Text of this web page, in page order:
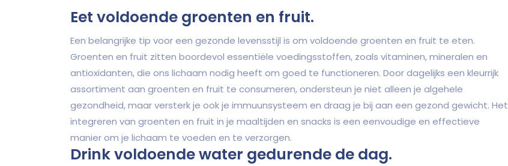
Eet voldoende groenten en fruit.
Een belangrijke tip voor een gezonde levensstijl is om voldoende groenten en fruit te eten.
Groenten en fruit zitten boordevol essentiële voedingsstoffen, zoals vitaminen, mineralen en
antioxidanten, die ons lichaam nodig heeft om goed te functioneren. Door dagelijks een kleurrijk
assortiment aan groenten en fruit te consumeren, ondersteun je niet alleen je algehele
gezondheid, maar versterk je ook je immuunsysteem en draag je bij aan een gezond gewicht. Het
integreren van groenten en fruit in je maaltijden en snacks is een eenvoudige en effectieve
manier om je lichaam te voeden en te verzorgen.
Drink voldoende water gedurende de dag.